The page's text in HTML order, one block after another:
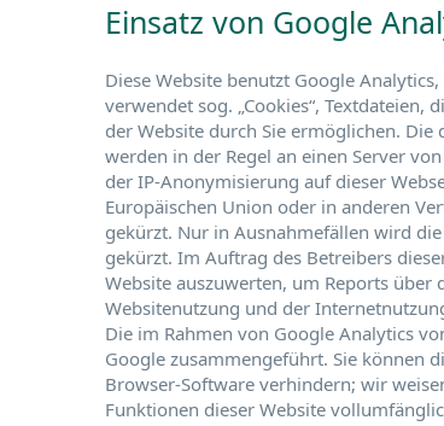
Einsatz von Google
Diese Website benutzt Google
verwendet sog. „Cookies“,
der Website durch Sie ermöglichen.
werden in der Regel an einen Server
der IP-Anonymisierung auf dieser
Europäischen Union oder in anderen
gekürzt. Nur in Ausnahmefällen wird
gekürzt. Im Auftrag des Betreibers
Website auszuwerten, um Reports
Websitenutzung und der
Die im Rahmen von Google Analytics
Google zusammengeführt. Sie können
Browser-Software verhindern; wir
Funktionen dieser Website